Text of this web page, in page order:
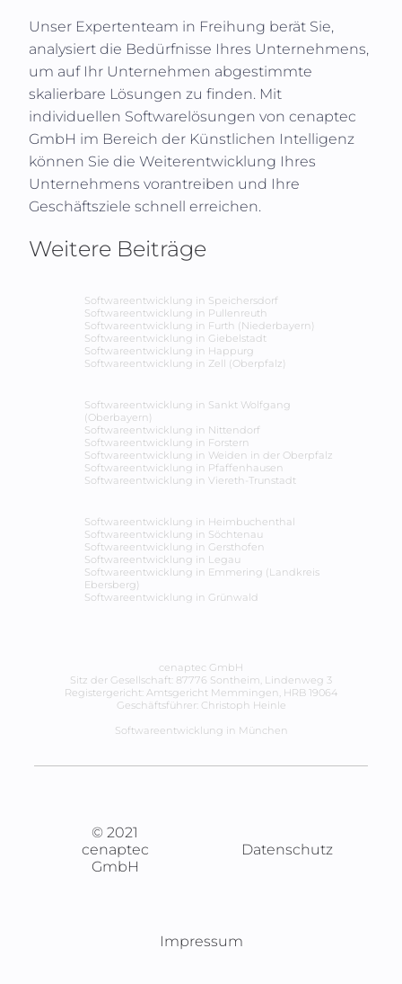
Unser Expertenteam in Freihung berät Sie,
analysiert die Bedürfnisse Ihres Unternehmens,
um auf Ihr Unternehmen abgestimmte
skalierbare Lösungen zu finden. Mit
individuellen Softwarelösungen von cenaptec
GmbH im Bereich der Künstlichen Intelligenz
können Sie die Weiterentwicklung Ihres
Unternehmens vorantreiben und Ihre
Geschäftsziele schnell erreichen.
Weitere Beiträge
Softwareentwicklung in Speichersdorf
Softwareentwicklung in Pullenreuth
Softwareentwicklung in Furth (Niederbayern)
Softwareentwicklung in Giebelstadt
Softwareentwicklung in Happurg
Softwareentwicklung in Zell (Oberpfalz)
Softwareentwicklung in Sankt Wolfgang
(Oberbayern)
Softwareentwicklung in Nittendorf
Softwareentwicklung in Forstern
Softwareentwicklung in Weiden in der Oberpfalz
Softwareentwicklung in Pfaffenhausen
Softwareentwicklung in Viereth-Trunstadt
Softwareentwicklung in Heimbuchenthal
Softwareentwicklung in Söchtenau
Softwareentwicklung in Gersthofen
Softwareentwicklung in Legau
Softwareentwicklung in Emmering (Landkreis
Ebersberg)
Softwareentwicklung in Grünwald
cenaptec GmbH
Sitz der Gesellschaft: 87776 Sontheim, Lindenweg 3
Registergericht: Amtsgericht Memmingen, HRB 19064
Geschäftsführer: Christoph Heinle
Softwareentwicklung in München
© 2021
cenaptec
GmbH
Datenschutz
Impressum